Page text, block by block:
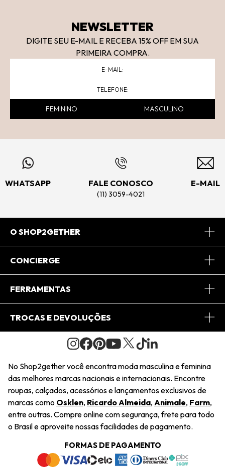
NEWSLETTER
DIGITE SEU E-MAIL E RECEBA 15% OFF EM SUA
PRIMEIRA COMPRA.
FEMININO MASCULINO
WHATSAPP FALE CONOSCO
(11) 3059-4021
E-MAIL
O SHOP2GETHER
Sobre Nós
Journal
Saiu na Mídia
Sustentabilidade
Navegando
Termos e Condições
CONCIERGE
Central de Relacionamento
Regulamento e Promoções
FERRAMENTAS
Minha Conta
Pedido de Presente
Wishlist
TROCAS E DEVOLUÇÕES
Condições Gerais
Troca Fácil
Restituição de Pagamento
Dúvidas Frequentes
Termos e Condições
No Shop2gether você encontra moda masculina e feminina
das melhores marcas nacionais e internacionais. Encontre
roupas, calçados, acessórios e lançamentos exclusivos de
marcas como Osklen, Ricardo Almeida, Animale, Farm,
entre outras. Compre online com segurança, frete para todo
o Brasil e aproveite nossas facilidades de pagamento.
FORMAS DE PAGAMENTO